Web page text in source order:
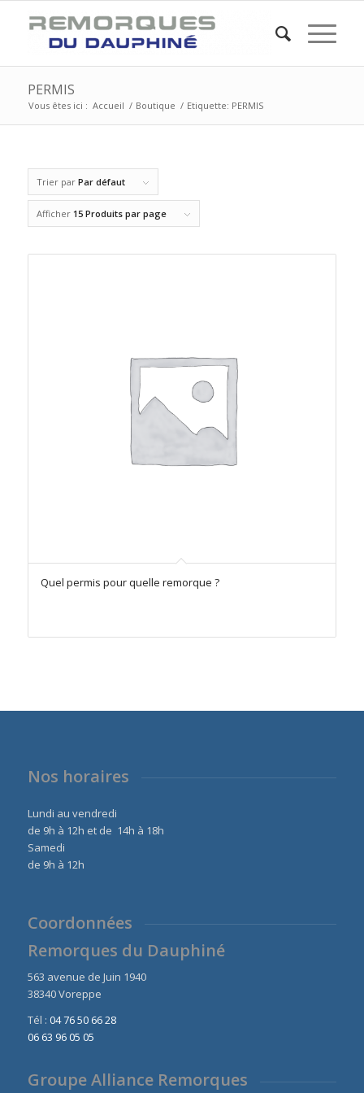
PERMIS
Vous êtes ici : Accueil / Boutique / Etiquette: PERMIS
Trier par Par défaut
Afficher 15 Produits par page
Quel permis pour quelle remorque ?
Nos horaires
Lundi au vendredi
de 9h à 12h et de 14h à 18h
Samedi
de 9h à 12h
Coordonnées
Remorques du Dauphiné
563 avenue de Juin 1940
38340 Voreppe
Tél : 04 76 50 66 28
06 63 96 05 05
Groupe Alliance Remorques